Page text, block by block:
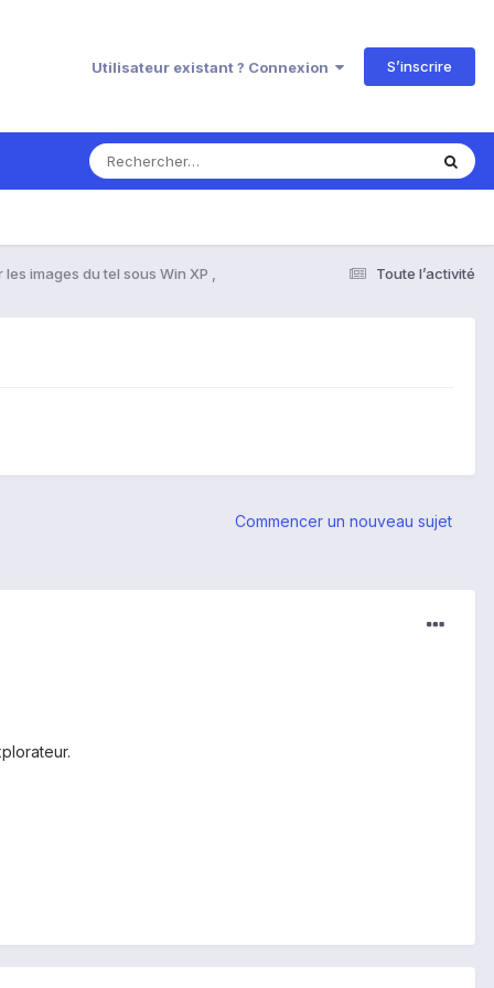
Utilisateur existant ? Connexion S’inscrire
Toute l’activité
images du tel sous Win XP ,
Commencer un nouveau sujet